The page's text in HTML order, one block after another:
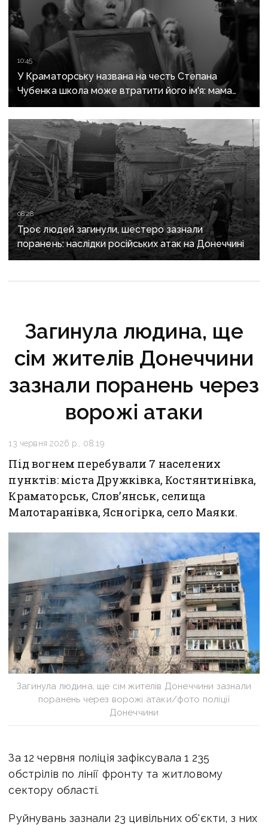
10:45
У Краматорську названа на честь Степана
Чубенка школа може втратити його ім'я: мама
загиблого героя розповіла про рішення влади
08:28
Троє людей загинули, шестеро зазнали
поранень: наслідки російських атак на Донеччині
Загинула людина, ще
сім жителів Донеччини
зазнали поранень через
ворожі атаки
13 червня 2026 р., 08:19
Під вогнем перебували 7 населених
пунктів: міста Дружківка, Костянтинівка,
Краматорськ, Слов’янськ, селища
Малотаранівка, Ясногірка, село Маяки.
Загинула людина, ще сім жителів Донеччини зазнали
поранень через ворожі атаки/фото поліції
Донеччини
За 12 червня поліція зафіксувала 1 235
обстрілів по лінії фронту та житловому
сектору області.
Руйнувань зазнали 23 цивільних об'єкти, з них